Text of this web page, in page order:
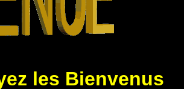
les Bienvenus